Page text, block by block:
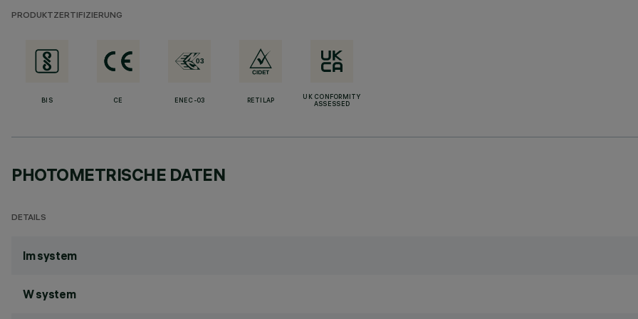
PRODUKTZERTIFIZIERUNG
BIS CE ENEC-03 RETILAP
UK CONFORMITY
ASSESSED
PHOTOMETRISCHE DATEN
DETAILS
lm system
W system